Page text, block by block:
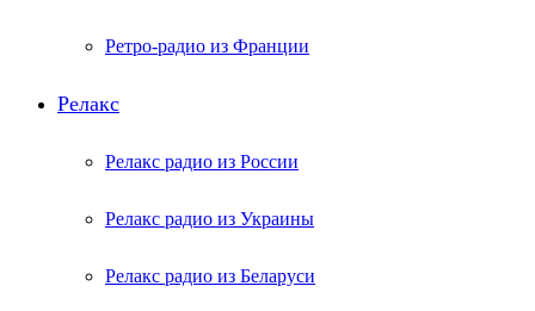
Ретро-радио из Франции
Релакс
Релакс радио из России
Релакс радио из Украины
Релакс радио из Беларуси